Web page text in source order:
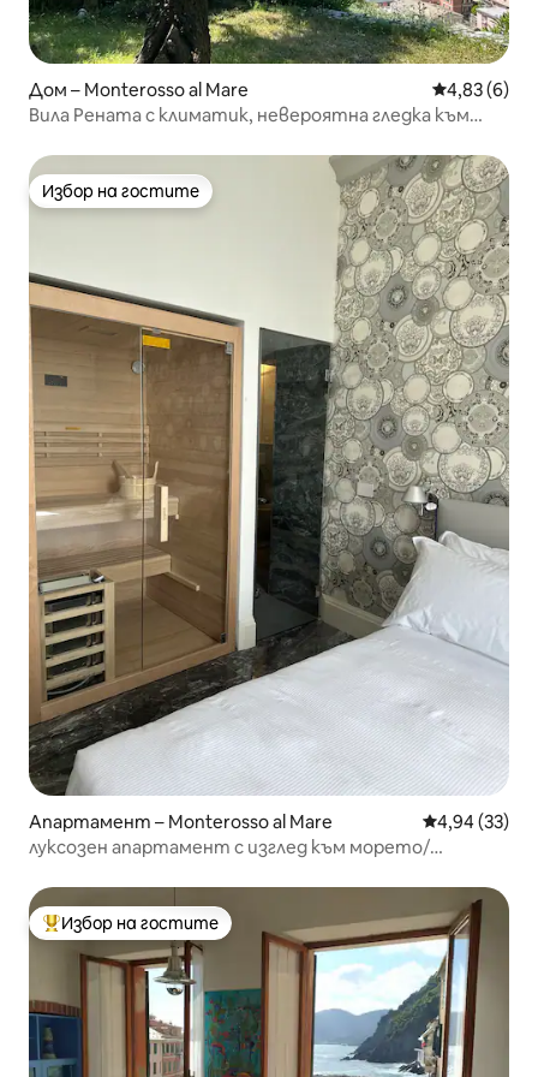
Дом – Monterosso al Mare Средна
4,83 (6)
Вила Рената с климатик, невероятна гледка към
Избор на гостите
Избор на гостите
Апартамент – Monterosso al Mare Средна
4,94 (33)
луксозен апартамент с изглед към морето/
Най-популярен избор на гостите
Избор на гостите